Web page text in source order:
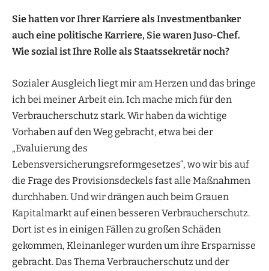
Sie hatten vor Ihrer Karriere als Investmentbanker
auch eine politische Karriere, Sie waren Juso-Chef.
Wie sozial ist IhreRolle als Staatssekretär noch?
Sozialer Ausgleich liegt mir am Herzen und das bringe
ich bei meiner Arbeit ein. Ich mache mich für den
Verbraucherschutz stark. Wir haben da wichtige
Vorhaben auf den Weg gebracht, etwa bei der
„Evaluierung des
Lebensversicherungsreformgesetzes“, wo wir bis auf
die Frage des Provisionsdeckels fast alle Maßnahmen
durchhaben. Und wir drängen auch beim Grauen
Kapitalmarkt auf einen besseren Verbraucherschutz.
Dort ist es in einigen Fällen zu großen Schäden
gekommen, Kleinanleger wurden um ihre Ersparnisse
gebracht. Das Thema Verbraucherschutz und der